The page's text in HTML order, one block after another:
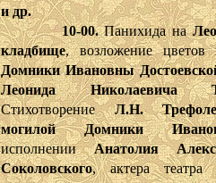
и др.
10-00.Панихида на
кладбище, возложение цветов
Домники Ивановны
Леонида Николаевича
СтихотворениеЛ.Н.
могилой Домники
исполненииАнатолия
Соколовского, актера